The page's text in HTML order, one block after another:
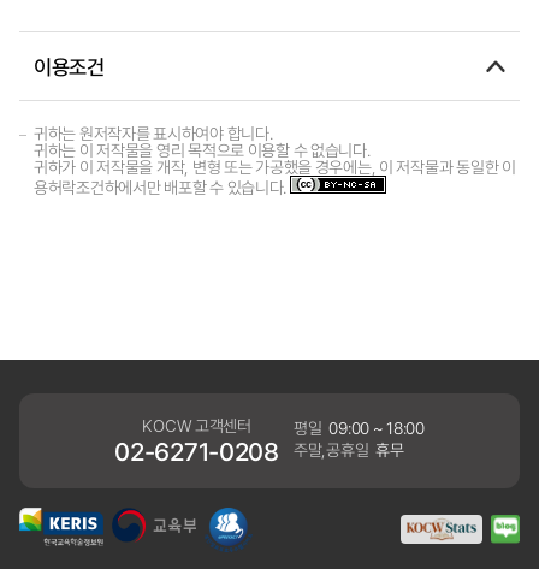
이용조건
귀하는 원저작자를 표시하여야 합니다.
귀하는 이 저작물을 영리 목적으로 이용할 수 없습니다.
귀하가 이 저작물을 개작, 변형 또는 가공했을 경우에는, 이 저작물과 동일한 이
용허락조건하에서만 배포할 수 있습니다.
KOCW 고객센터
02-6271-0208
평일 09:00 ~ 18:00
주말,공휴일 휴무